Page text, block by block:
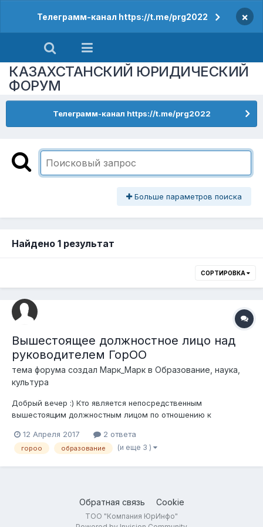
Телеграмм-канал https://t.me/prg2022 ×
КАЗАХСТАНСКИЙ ЮРИДИЧЕСКИЙ
ФОРУМ
Телеграмм-канал https://t.me/prg2022
Больше параметров поиска
Найдено 1 результат
СОРТИРОВКА
Вышестоящее должностное лицо над
руководителем ГорОО
тема форума создал Марк_Марк в Образование, наука,
культура
Добрый вечер :) Кто является непосредственным
вышестоящим должностным лицом по отношению к
Руководитель Управления образования области? Спасибо :)
12 Апреля 2017 2 ответа
гороо образование (и еще 3 )
Обратная связь Cookie
ТОО "Компания ЮрИнфо"